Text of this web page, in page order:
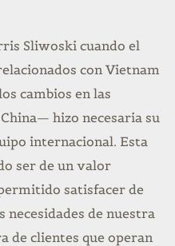
Sliwoski cuando el
con Vietnam
cambios en las
hizo necesaria su
internacional. Esta
ser de un valor
satisfacer de
necesidades de nuestra
de clientes que operan